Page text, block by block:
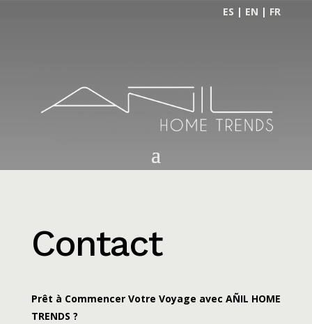
ES | EN | FR
Contact
Prêt à Commencer Votre Voyage avec AÑIL HOME
TRENDS ?